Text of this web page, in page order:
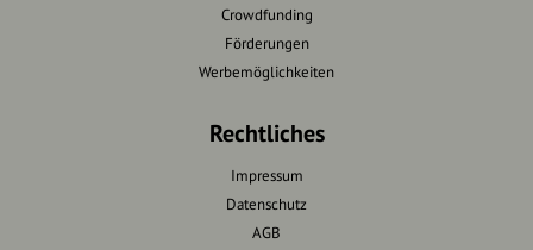
Crowdfunding
Förderungen
Werbemöglichkeiten
Rechtliches
Impressum
Datenschutz
AGB